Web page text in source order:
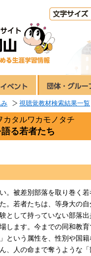
視聴覚教材検索結果一覧
カタルワカモノタチ
る若者たち
。被差別部落を取り巻く
。若者たちは、等身大の
として持っていない部落
します。今までの同和教
という属性を、性別や国
、人の命まで奪うような